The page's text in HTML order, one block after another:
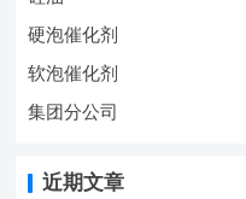
硬泡催化剂
软泡催化剂
集团分公司
近期文章